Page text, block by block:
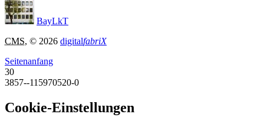
BayLkT
CMS, © 2026 digitalfabriX
Seitenanfang
30
3857--115970520-0
Cookie-Einstellungen